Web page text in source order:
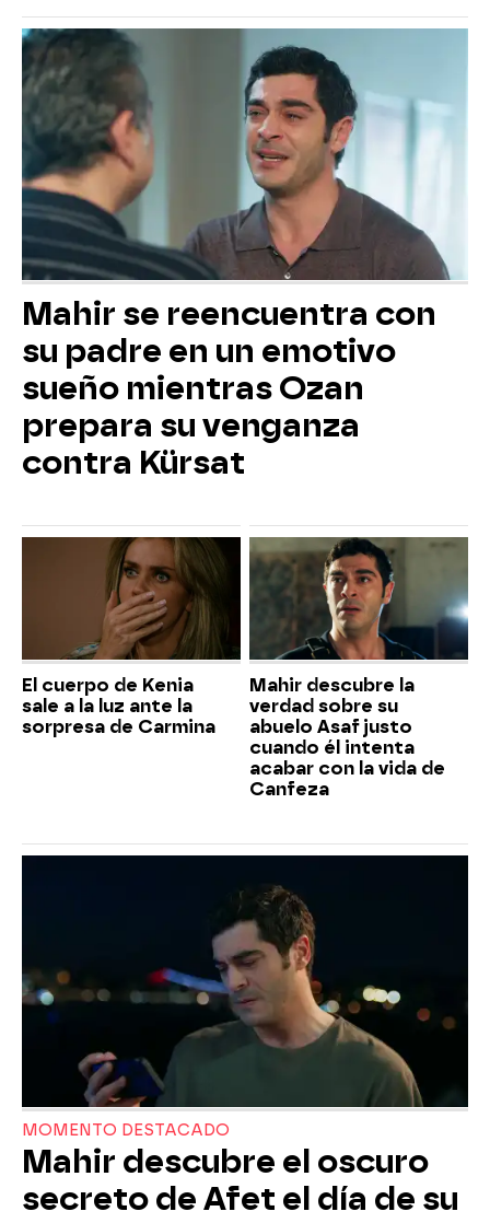
Mahir se reencuentra con
su padre en un emotivo
sueño mientras Ozan
prepara su venganza
contra Kürsat
El cuerpo de Kenia
sale a la luz ante la
sorpresa de Carmina
Mahir descubre la
verdad sobre su
abuelo Asaf justo
cuando él intenta
acabar con la vida de
Canfeza
MOMENTO DESTACADO
Mahir descubre el oscuro
secreto de Afet el día de su